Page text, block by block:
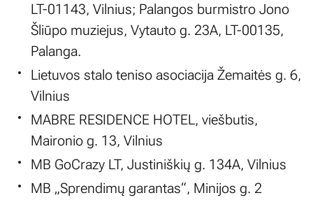
LT-01143, Vilnius; Palangos burmistro Jono
Šliūpo muziejus, Vytauto g. 23A, LT-00135,
Palanga.
Lietuvos stalo teniso asociacija Žemaitės g. 6,
Vilnius
MABRE RESIDENCE HOTEL, viešbutis,
Maironio g. 13, Vilnius
MB GoCrazy LT, Justiniškių g. 134A, Vilnius
MB „Sprendimų garantas“, Minijos g. 2